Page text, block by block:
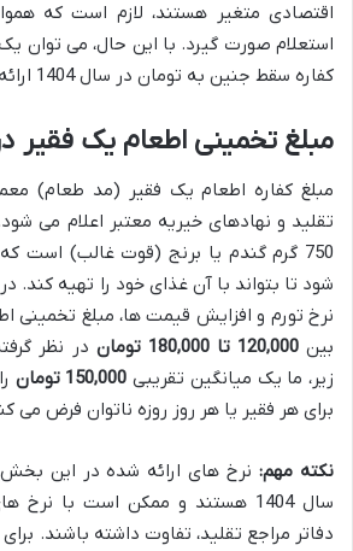
اقتصادی متغیر هستند، لازم است که
استعلام صورت گیرد. با این حال، می توان
کفاره سقط جنین به تومان در سال 1404 ارائه داد.
مبلغ تخمینی اطعام یک فقیر در
مبلغ کفاره اطعام یک فقیر (مد طعام)
تقلید و نهادهای خیریه معتبر اعلام می
750 گرم گندم یا برنج (قوت غالب) است
نرخ تورم و افزایش قیمت ها، مبلغ تخمینی
بین120,000 تا 180,000 تومان
در نظر
زیر، ما یک میانگین تقریبی 150,000 تومان
برای هر فقیر یا هر روز روزه ناتوان فرض می
نکته مهم:نرخ های ارائه شده در این
سال 1404 هستند و ممکن است با
دفاتر مراجع تقلید، تفاوت داشته باشند.